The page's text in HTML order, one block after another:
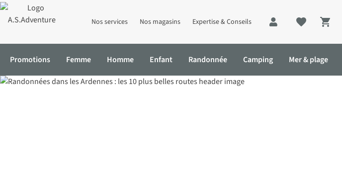
Nos services Nos magasins Expertise & Conseils
Promotions Femme Homme Enfant Randonnée Camping Mer & plage